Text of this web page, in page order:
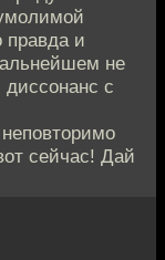
правда и
не
диссонанс с
сейчас! Дай